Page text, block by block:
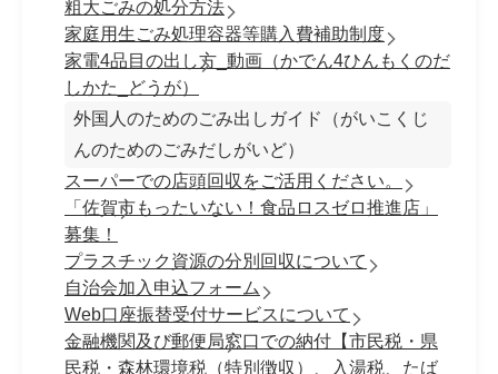
粗大ごみの処分方法
家庭用生ごみ処理容器等購入費補助制度
家電4品目の出し方_動画（かでん4ひんもくのだ
しかた_どうが）
外国人のためのごみ出しガイド（がいこくじ
んのためのごみだしがいど）
スーパーでの店頭回収をご活用ください。
「佐賀市もったいない！食品ロスゼロ推進店」
募集！
プラスチック資源の分別回収について
自治会加入申込フォーム
Web口座振替受付サービスについて
金融機関及び郵便局窓口での納付【市民税・県
民税・森林環境税（特別徴収）、入湯税、たば